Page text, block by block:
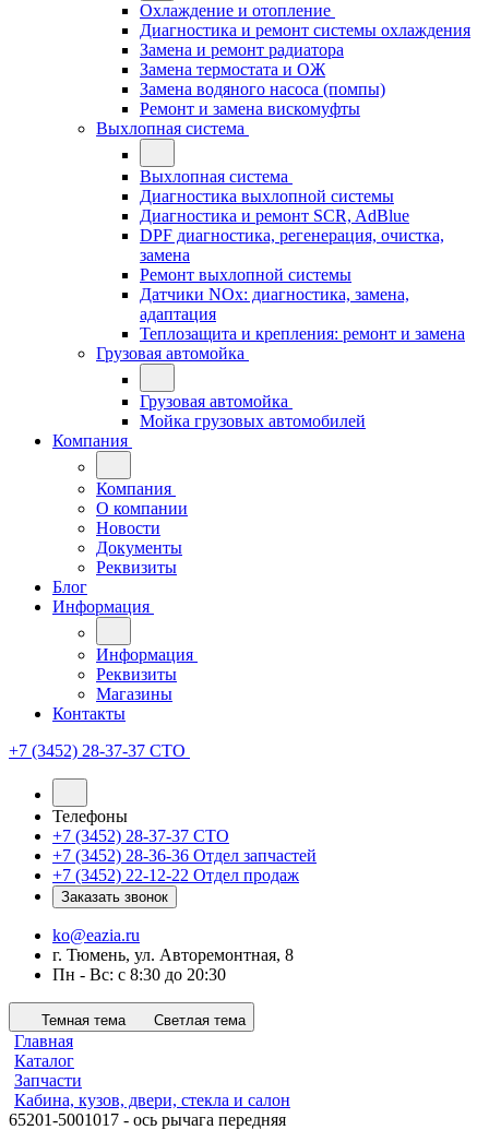
Охлаждение и отопление
Диагностика и ремонт системы охлаждения
Замена и ремонт радиатора
Замена термостата и ОЖ
Замена водяного насоса (помпы)
Ремонт и замена вискомуфты
Выхлопная система
Выхлопная система
Диагностика выхлопной системы
Диагностика и ремонт SCR, AdBlue
DPF диагностика, регенерация, очистка,
замена
Ремонт выхлопной системы
Датчики NOx: диагностика, замена,
адаптация
Теплозащита и крепления: ремонт и замена
Грузовая автомойка
Грузовая автомойка
Мойка грузовых автомобилей
Компания
Компания
О компании
Новости
Документы
Реквизиты
Блог
Информация
Информация
Реквизиты
Магазины
Контакты
+7 (3452) 28-37-37 СТО
Телефоны
+7 (3452) 28-37-37 СТО
+7 (3452) 28-36-36 Отдел запчастей
+7 (3452) 22-12-22 Отдел продаж
Заказать звонок
ko@eazia.ru
г. Тюмень, ул. Авторемонтная, 8
Пн - Вс: с 8:30 до 20:30
Темная тема Светлая тема
Главная
Каталог
Запчасти
Кабина, кузов, двери, стекла и салон
65201-5001017 - ось рычага передняя